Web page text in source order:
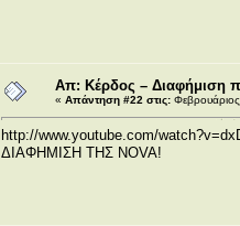
Απ: Κέρδος – Διαφήμιση
« Απάντηση #22 στις:
http://www.youtube.com/
ΔΙΑΦΗΜΙΣΗ ΤΗΣ NOVA!